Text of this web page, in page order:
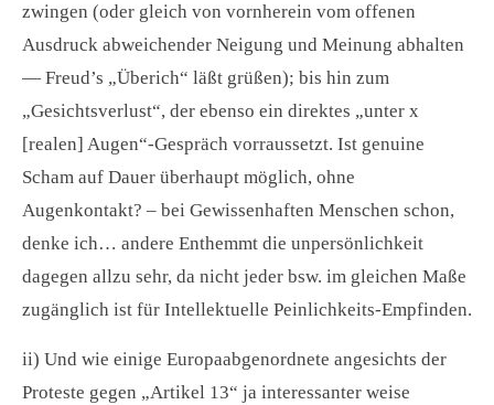
zwingen (oder gleich von vornherein vom offenen
Ausdruck abweichender Neigung und Meinung abhalten
— Freud’s „Überich“ läßt grüßen); bis hin zum
„Gesichtsverlust“, der ebenso ein direktes „unter x
[realen] Augen“-Gespräch vorraussetzt. Ist genuine
Scham auf Dauer überhaupt möglich, ohne
Augenkontakt? – bei Gewissenhaften Menschen schon,
denke ich… andere Enthemmt die unpersönlichkeit
dagegen allzu sehr, da nicht jeder bsw. im gleichen Maße
zugänglich ist für Intellektuelle Peinlichkeits-Empfinden.
ii) Und wie einige Europaabgenordnete angesichts der
Proteste gegen „Artikel 13“ ja interessanter weise